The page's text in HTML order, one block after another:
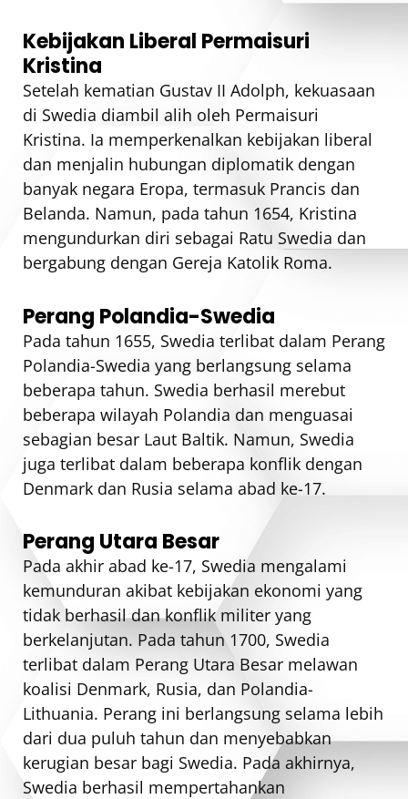
Kebijakan Liberal Permaisuri
Kristina
Setelah kematian Gustav II Adolph, kekuasaan
di Swedia diambil alih oleh Permaisuri
Kristina. Ia memperkenalkan kebijakan liberal
dan menjalin hubungan diplomatik dengan
banyak negara Eropa, termasuk Prancis dan
Belanda. Namun, pada tahun 1654, Kristina
mengundurkan diri sebagai Ratu Swedia dan
bergabung dengan Gereja Katolik Roma.
Perang Polandia-Swedia
Pada tahun 1655, Swedia terlibat dalam Perang
Polandia-Swedia yang berlangsung selama
beberapa tahun. Swedia berhasil merebut
beberapa wilayah Polandia dan menguasai
sebagian besar Laut Baltik. Namun, Swedia
juga terlibat dalam beberapa konflik dengan
Denmark dan Rusia selama abad ke-17.
Perang Utara Besar
Pada akhir abad ke-17, Swedia mengalami
kemunduran akibat kebijakan ekonomi yang
tidak berhasil dan konflik militer yang
berkelanjutan. Pada tahun 1700, Swedia
terlibat dalam Perang Utara Besar melawan
koalisi Denmark, Rusia, dan Polandia-
Lithuania. Perang ini berlangsung selama lebih
dari dua puluh tahun dan menyebabkan
kerugian besar bagi Swedia. Pada akhirnya,
Swedia berhasil mempertahankan